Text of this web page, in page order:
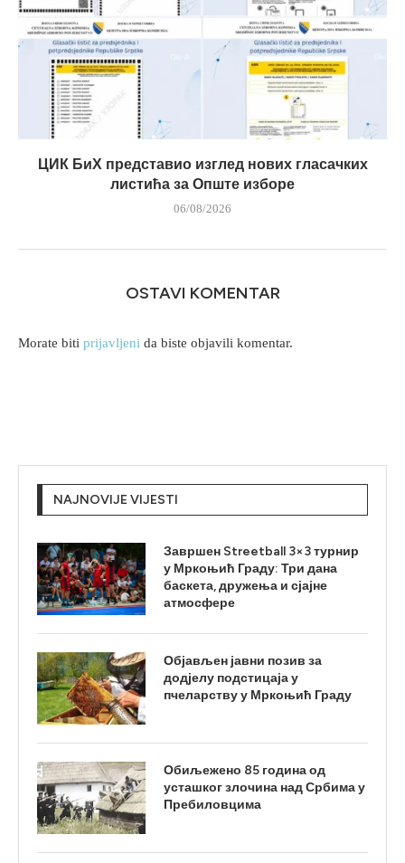
ЦИК БиХ представио изглед нових гласачких
листића за Опште изборе
06/08/2026
OSTAVI KOMENTAR
Morate biti prijavljeni da biste objavili komentar.
NAJNOVIJE VIJESTI
Завршен Streetball 3×3 турнир
у Мркоњић Граду: Три дана
баскета, дружења и сјајне
атмосфере
Објављен јавни позив за
додјелу подстицаја у
пчеларству у Мркоњић Граду
Обиљежено 85 година од
усташког злочина над Србима у
Пребиловцима